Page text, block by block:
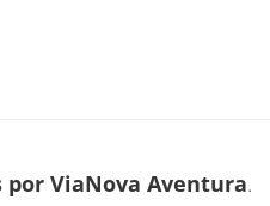
por ViaNova Aventura.